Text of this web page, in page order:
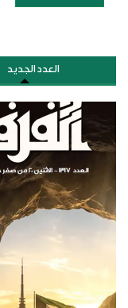
العدد الجديد